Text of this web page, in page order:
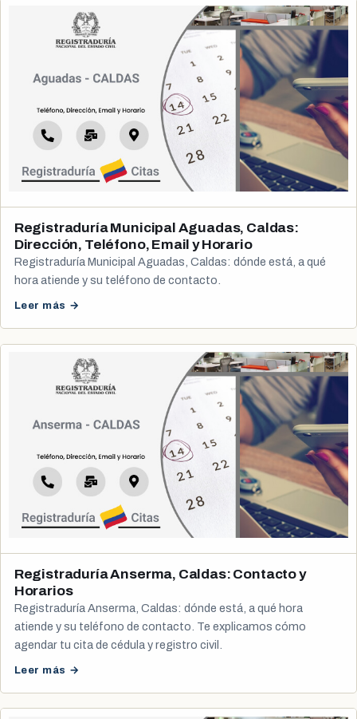
Registraduría Municipal Aguadas, Caldas:
Dirección, Teléfono, Email y Horario
Registraduría Municipal Aguadas, Caldas: dónde está, a qué
hora atiende y su teléfono de contacto.
Leer más →
Registraduría Anserma, Caldas: Contacto y
Horarios
Registraduría Anserma, Caldas: dónde está, a qué hora
atiende y su teléfono de contacto. Te explicamos cómo
agendar tu cita de cédula y registro civil.
Leer más →